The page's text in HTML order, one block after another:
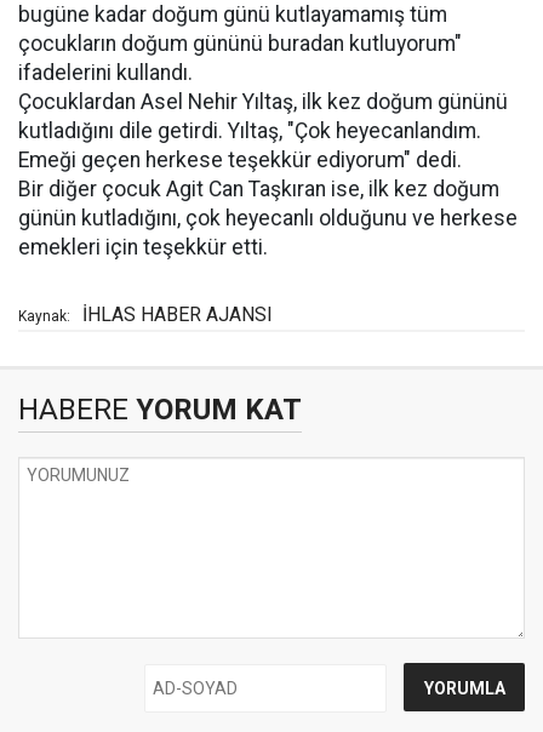
bugüne kadar doğum günü kutlayamamış tüm
çocukların doğum gününü buradan kutluyorum"
ifadelerini kullandı.
Çocuklardan Asel Nehir Yıltaş, ilk kez doğum gününü
kutladığını dile getirdi. Yıltaş, "Çok heyecanlandım.
Emeği geçen herkese teşekkür ediyorum" dedi.
Bir diğer çocuk Agit Can Taşkıran ise, ilk kez doğum
günün kutladığını, çok heyecanlı olduğunu ve herkese
emekleri için teşekkür etti.
Kaynak: İHLAS HABER AJANSI
HABERE YORUM KAT